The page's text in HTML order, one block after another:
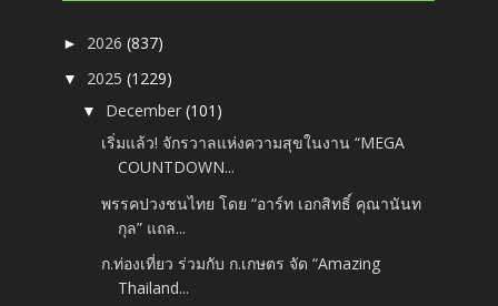
► 2026(837)
▼ 2025(1229)
▼ December(101)
เริ่มแล้ว! จักรวาลแห่งความสุขในงาน “MEGA
COUNTDOWN...
พรรคปวงชนไทย โดย “อาร์ท เอกสิทธิ์ คุณานันท
กุล” แถล...
ก.ท่องเที่ยว ร่วมกับ ก.เกษตร จัด “Amazing
Thailand...